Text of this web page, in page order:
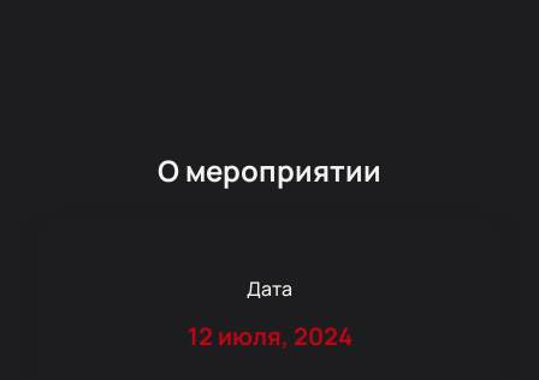
О мероприятии
Дата
12 июля, 2024